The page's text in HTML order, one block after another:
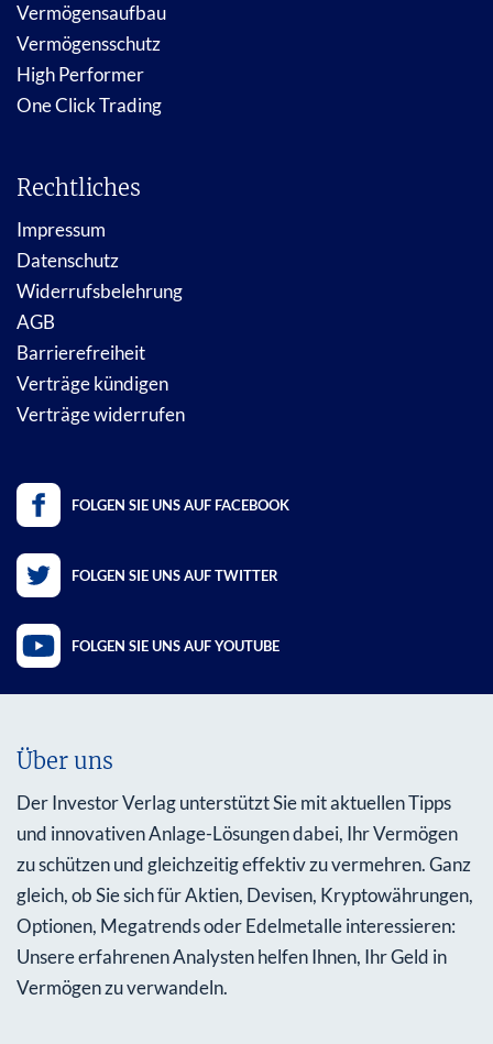
Vermögensaufbau
Vermögensschutz
High Performer
One Click Trading
Rechtliches
Impressum
Datenschutz
Widerrufsbelehrung
AGB
Barrierefreiheit
Verträge kündigen
Verträge widerrufen
FOLGEN SIE UNS AUF FACEBOOK
FOLGEN SIE UNS AUF TWITTER
FOLGEN SIE UNS AUF YOUTUBE
Über uns
Der Investor Verlag unterstützt Sie mit aktuellen Tipps
und innovativen Anlage-Lösungen dabei, Ihr Vermögen
zu schützen und gleichzeitig effektiv zu vermehren. Ganz
gleich, ob Sie sich für Aktien, Devisen, Kryptowährungen,
Optionen, Megatrends oder Edelmetalle interessieren:
Unsere erfahrenen Analysten helfen Ihnen, Ihr Geld in
Vermögen zu verwandeln.